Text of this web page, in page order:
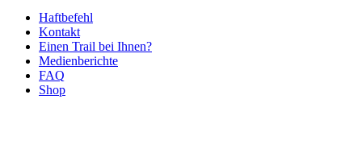
Haftbefehl
Kontakt
Einen Trail bei Ihnen?
Medienberichte
FAQ
Shop